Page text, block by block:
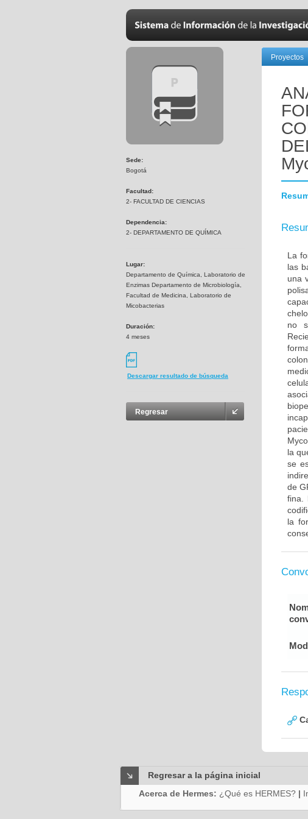
Sede:
Bogotá
Facultad:
2- FACULTAD DE CIENCIAS
Dependencia:
2- DEPARTAMENTO DE QUÍMICA
Lugar:
Departamento de Química, Laboratorio de
Enzimas Departamento de Microbiología,
Facultad de Medicina, Laboratorio de
Micobacterias
Duración:
4 meses
Descargar resultado de búsqueda
Regresar
Proyectos
La
las
una
no
la
se
de
fina.
la
Regresar a la página inicial
Acerca de Hermes: ¿Qué es HERMES? |